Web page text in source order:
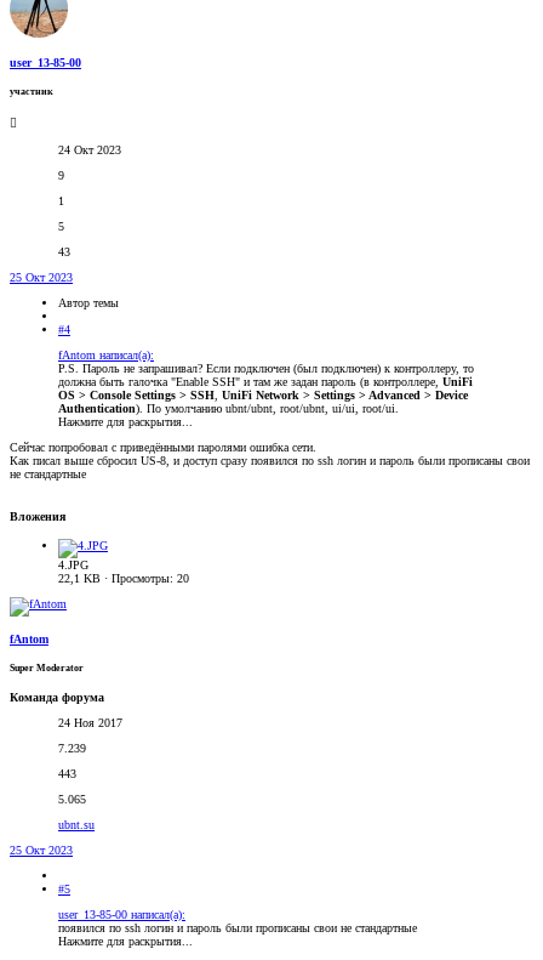
user_13-85-00
участник
24 Окт 2023
9
1
5
43
25 Окт 2023
Автор темы
#4
fAntom написал(а):
P.S. Пароль не запрашивал? Если подключен (был подключен) к контроллеру, то
должна быть галочка "Enable SSH" и там же задан пароль (в контроллере, UniFi
OS > Console Settings > SSH UniFi Network > Settings > Advanced > Device
Authentication). По умолчанию ubnt/ubnt, root/ubnt, ui/ui, root/ui.
Нажмите для раскрытия...
Сейчас попробовал с приведёнными паролями ошибка сети.
Как писал выше сбросил US-8, и доступ сразу появился по ssh логин и пароль были прописаны свои
не стандартные
Вложения
4.JPG
22,1 KB · Просмотры: 20
fAntom
Super Moderator
Команда форума
24 Ноя 2017
7.239
443
5.065
ubnt.su
25 Окт 2023
#5
user_13-85-00 написал(а):
появился по ssh логин и пароль были прописаны свои не стандартные
Нажмите для раскрытия...